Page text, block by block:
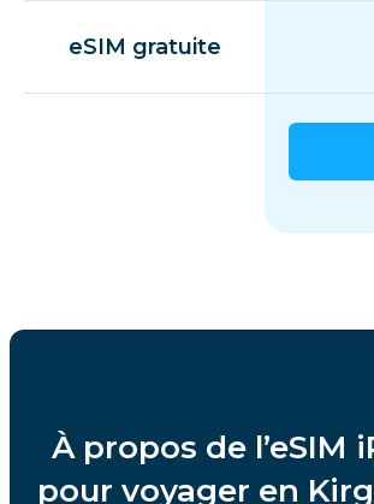
eSIM gratuite
À propos de l’eSIM
pour voyager en